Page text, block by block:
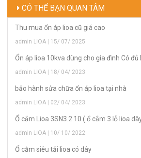
CÓ THỂ BẠN QUAN TÂM
Thu mua ổn áp lioa cũ giá cao
admin LIOA | 15/ 07/ 2025
Ổn áp lioa 10kva dùng cho gia đình Có đủ
admin LIOA | 18/ 04/ 2023
bảo hành sửa chữa ổn áp lioa tại nhà
admin LIOA | 02/ 04/ 2023
Ổ cắm Lioa 3SN3.2.10 ( ổ cắm 3 lỗ lioa
admin LIOA | 10/ 10/ 2022
Ổ cắm siêu tải lioa có dây